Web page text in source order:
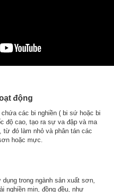
động
các bi nghiền ( bi sứ hoặc bi
độ cao, tạo ra sự va đập và ma
từ đó làm nhỏ và phân tán các
hoặc mực.
trong ngành sản xuất sơn,
nghiền mịn, đồng đều, như